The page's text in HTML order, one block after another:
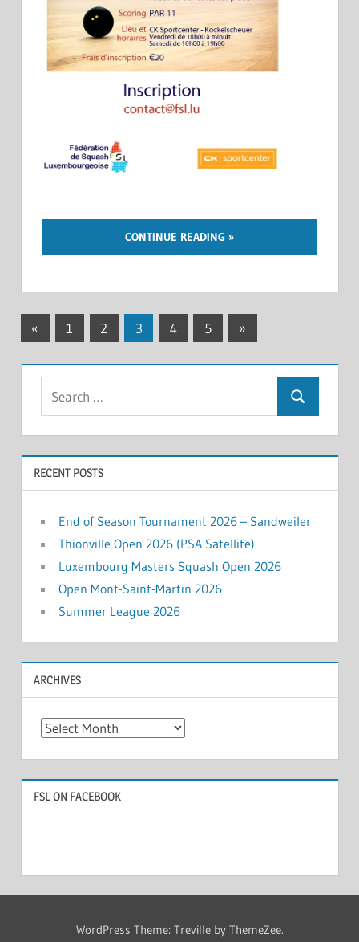
CONTINUE READING
Posts
navigation
« Previous
1 2 3 4 5
Next
»
Search
RECENT POSTS
End of Season Tournament 2026 – Sandweiler
Thionville Open 2026 (PSA Satellite)
Luxembourg Masters Squash Open 2026
Open Mont-Saint-Martin 2026
Summer League 2026
ARCHIVES
Archives
FSL ON FACEBOOK
WordPress Theme: Treville by ThemeZee.